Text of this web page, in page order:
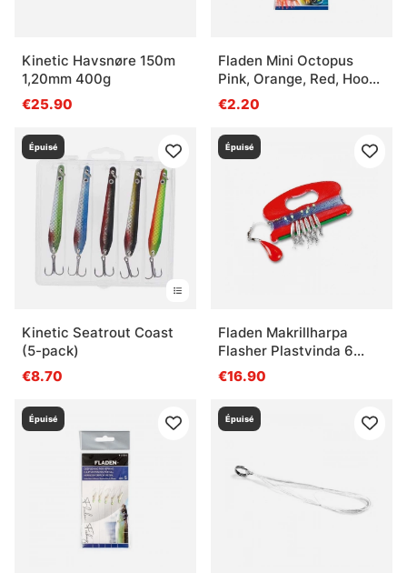
Kinetic Havsnøre 150m
1,20mm 400g
€25.90
Fladen Mini Octopus
Pink, Orange, Red, Hook
Size 6/0
€2.20
Épuisé
Kinetic Seatrout Coast
(5-pack)
€8.70
Épuisé
Fladen Makrillharpa
Flasher Plastvinda 6
Hooks w. Glitter
€16.90
Épuisé Épuisé